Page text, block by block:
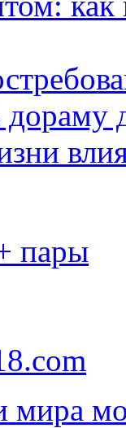
дораму
пары
мира